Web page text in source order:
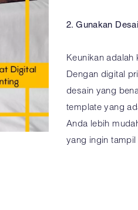
2. Gunakan
Keunikan adalah
Dengan digital
desain yang
template yang
Anda lebih
yang ingin